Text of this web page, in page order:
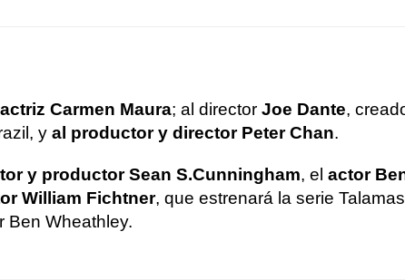
Carmen Maura; al director Joe Dante,
y al productor y director Peter Chan.
y productor Sean S.Cunningham, el actor
William Fichtner, que estrenará la serie
Ben Wheathley.